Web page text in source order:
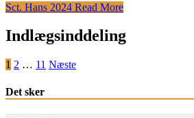
Sct. Hans 2024 Read More
Indlægsinddeling
1 2 … 11 Næste
Det sker